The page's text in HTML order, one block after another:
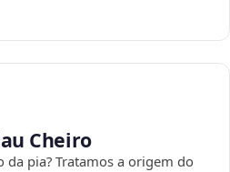
Cheiro
pia? Tratamos a origem do